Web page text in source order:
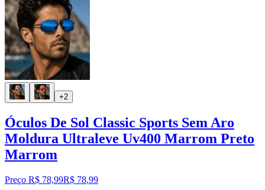
+2
Óculos De Sol Classic Sports Sem Aro
Moldura Ultraleve Uv400 Marrom Preto
Marrom
Preço R$ 78,99R$ 78,99